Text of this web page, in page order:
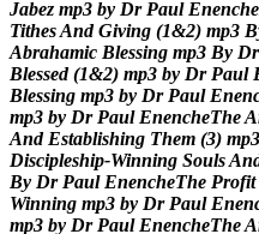
Jabez mp3 by Dr Paul Enenche
TithesAnd Giving (1&2) mp3 B
Abrahamic Blessing mp3 By Dr
Blessed (1&2) mp3 by Dr Paul
Blessing mp3 by Dr Paul Enen
mp3 by Dr Paul EnencheTheA
And Establishing Them (3) mp3
Discipleship-Winning SoulsAn
By Dr Paul EnencheThe Profit
Winning mp3 by Dr Paul Enen
mp3 by Dr Paul EnencheTheA